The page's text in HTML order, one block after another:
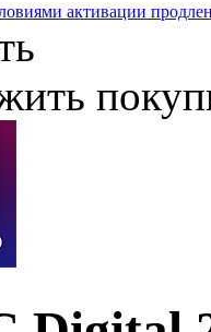
активации